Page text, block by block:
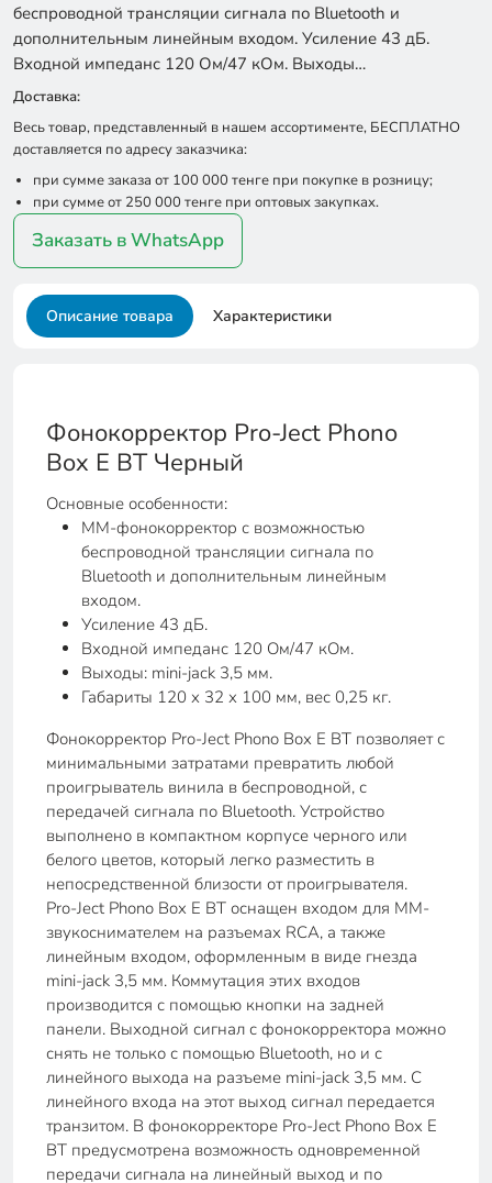
беспроводной трансляции сигнала по Bluetooth и
дополнительным линейным входом. Усиление 43 дБ.
Входной импеданс 120 Ом/47 кОм. Выходы…
Доставка:
Весь товар, представленный в нашем ассортименте, БЕСПЛАТНО
доставляется по адресу заказчика:
при сумме заказа от 100 000 тенге при покупке в розницу;
при сумме от 250 000 тенге при оптовых закупках.
Заказать в WhatsApp
Описание товара Характеристики
Фонокорректор Pro-Ject Phono
Box E BT Черный
Основные особенности:
ММ-фонокорректор с возможностью
беспроводной трансляции сигнала по
Bluetooth и дополнительным линейным
входом.
Усиление 43 дБ.
Входной импеданс 120 Ом/47 кОм.
Выходы: mini-jack 3,5 мм.
Габариты 120 х 32 х 100 мм, вес 0,25 кг.
Фонокорректор Pro-Ject Phono Box E BT позволяет с
минимальными затратами превратить любой
проигрыватель винила в беспроводной, с
передачей сигнала по Bluetooth. Устройство
выполнено в компактном корпусе черного или
белого цветов, который легко разместить в
непосредственной близости от проигрывателя.
Pro-Ject Phono Box E BT оснащен входом для MM-
звукоснимателем на разъемах RCA, а также
линейным входом, оформленным в виде гнезда
mini-jack 3,5 мм. Коммутация этих входов
производится с помощью кнопки на задней
панели. Выходной сигнал с фонокорректора можно
снять не только с помощью Bluetooth, но и с
линейного выхода на разъеме mini-jack 3,5 мм. С
линейного входа на этот выход сигнал передается
транзитом. В фонокорректоре Pro-Ject Phono Box E
BT предусмотрена возможность одновременной
передачи сигнала на линейный выход и по